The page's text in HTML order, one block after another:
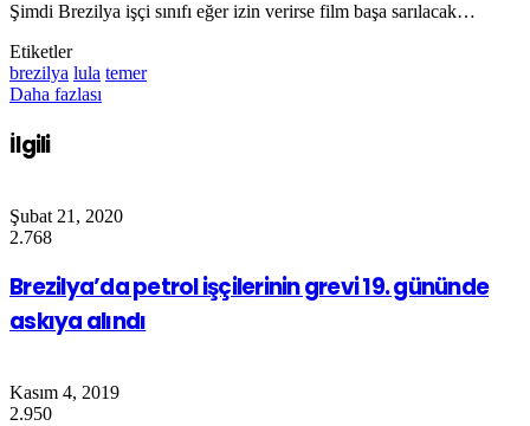
Şimdi Brezilya işçi sınıfı eğer izin verirse film başa sarılacak…
Etiketler
brezilya lula temer
Daha fazlası
İlgili
Şubat 21, 2020
2.768
Brezilya’da petrol işçilerinin grevi 19. gününde
askıya alındı
Kasım 4, 2019
2.950